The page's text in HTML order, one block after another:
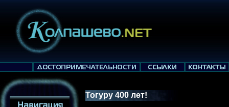
Тогуру 400 лет!